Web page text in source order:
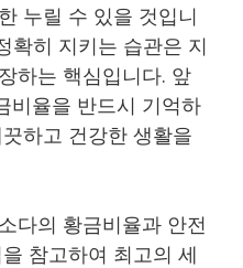
누릴 수 있을 것입니
확히 지키는 습관은 지
하는 핵심입니다. 앞
비율을 반드시 기억하
하고 건강한 생활을
다의 황금비율과 안전
참고하여 최고의 세